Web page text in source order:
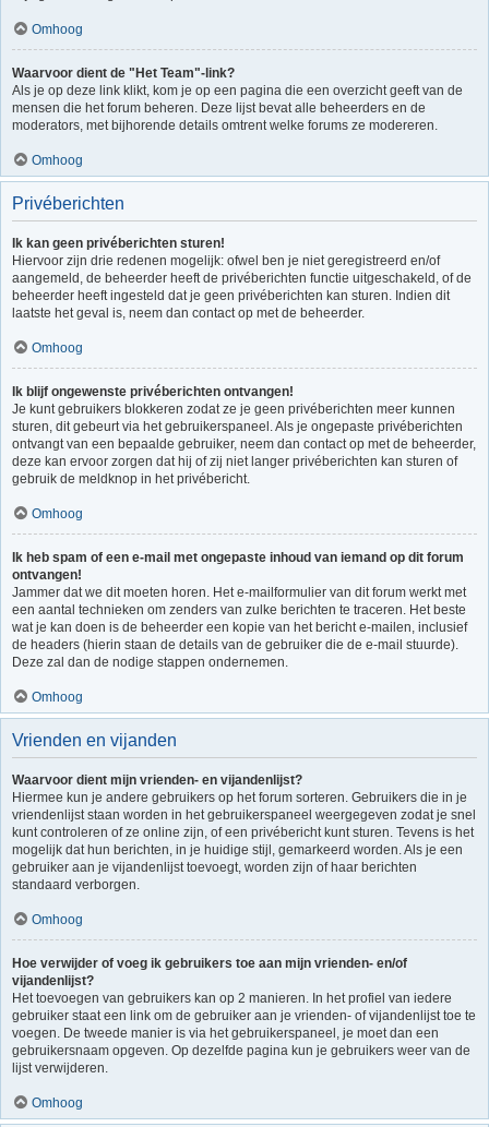
Omhoog
Waarvoor dient de "Het Team"-link?
Als je op deze link klikt, kom je op een pagina die een overzicht geeft van de
mensen die het forum beheren. Deze lijst bevat alle beheerders en de
moderators, met bijhorende details omtrent welke forums ze modereren.
Omhoog
Privéberichten
Ik kan geen privéberichten sturen!
Hiervoor zijn drie redenen mogelijk: ofwel ben je niet geregistreerd en/of
aangemeld, de beheerder heeft de privéberichten functie uitgeschakeld, of de
beheerder heeft ingesteld dat je geen privéberichten kan sturen. Indien dit
laatste het geval is, neem dan contact op met de beheerder.
Omhoog
Ik blijf ongewenste privéberichten ontvangen!
Je kunt gebruikers blokkeren zodat ze je geen privéberichten meer kunnen
sturen, dit gebeurt via het gebruikerspaneel. Als je ongepaste privéberichten
ontvangt van een bepaalde gebruiker, neem dan contact op met de beheerder,
deze kan ervoor zorgen dat hij of zij niet langer privéberichten kan sturen of
gebruik de meldknop in het privébericht.
Omhoog
Ik heb spam of een e-mail met ongepaste inhoud van iemand op dit forum
ontvangen!
Jammer dat we dit moeten horen. Het e-mailformulier van dit forum werkt met
een aantal technieken om zenders van zulke berichten te traceren. Het beste
wat je kan doen is de beheerder een kopie van het bericht e-mailen, inclusief
de headers (hierin staan de details van de gebruiker die de e-mail stuurde).
Deze zal dan de nodige stappen ondernemen.
Omhoog
Vrienden en vijanden
Waarvoor dient mijn vrienden- en vijandenlijst?
Hiermee kun je andere gebruikers op het forum sorteren. Gebruikers die in je
vriendenlijst staan worden in het gebruikerspaneel weergegeven zodat je snel
kunt controleren of ze online zijn, of een privébericht kunt sturen. Tevens is het
mogelijk dat hun berichten, in je huidige stijl, gemarkeerd worden. Als je een
gebruiker aan je vijandenlijst toevoegt, worden zijn of haar berichten
standaard verborgen.
Omhoog
Hoe verwijder of voeg ik gebruikers toe aan mijn vrienden- en/of
vijandenlijst?
Het toevoegen van gebruikers kan op 2 manieren. In het profiel van iedere
gebruiker staat een link om de gebruiker aan je vrienden- of vijandenlijst toe te
voegen. De tweede manier is via het gebruikerspaneel, je moet dan een
gebruikersnaam opgeven. Op dezelfde pagina kun je gebruikers weer van de
lijst verwijderen.
Omhoog